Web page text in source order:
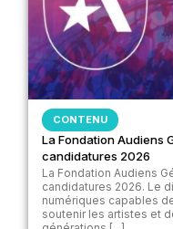
CONTENU
La Fondation Audiens
candidatures 2026
La Fondation Audiens
candidatures 2026. Le
numériques capables
soutenir les artistes et